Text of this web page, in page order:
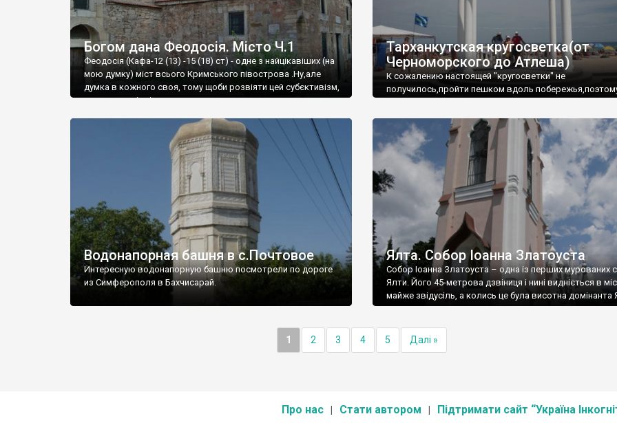
Богом дана Феодосія. Місто Ч.1
Феодосія (Кафа-12 (13) -15 (18) ст) - одне з найцікавіших (на
мою думку) міст всього Кримського півострова .Ну,але
думка в кожного своя, тому щоби розвіяти цей субєктивізм,
запрошую відвідати це
Тарханкутская кругосветка(от
Черноморского до Атлеша)
К сожалению настоящей "кругосветки" не
получилось,пройти пешком вдоль
Водонапорная башня в с.Почтовое
Интересную водонапорную башню посмотрели по дороге
из Симферополя в Бахчисарай.
Ялта. Собор Іоанна Златоуста
Собор Іоанна Златоуста – одна із перших мурованих
Ялти. Його 45-метрова дзвіниця і нині видніється в
майже звідусіль, а колись це була висотна домінанта
1 2 3 4 5 Далі »
Про нас Стати автором Підтримати сайт “Україна